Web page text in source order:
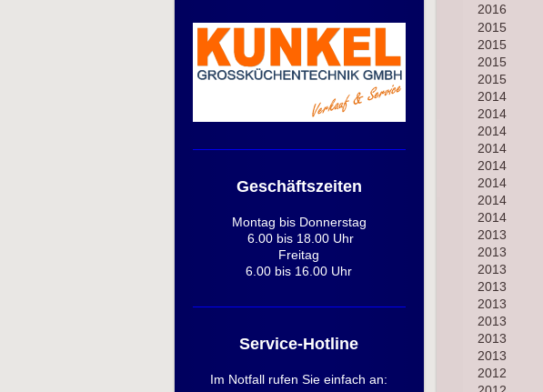
2016
2015
2015
2015
2015
2014
2014
2014
2014
2014
2014
2014
2014
2013
2013
2013
2013
2013
2013
2013
2013
2012
Geschäftszeiten
Montag bis Donnerstag
6.00 bis 18.00 Uhr
Freitag
6.00 bis 16.00 Uhr
Service-Hotline
Im Notfall rufen Sie einfach an: